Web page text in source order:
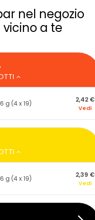
nel negozio
a te
g (4 x 19) 2,42 €
Vedi
g (4 x 19) 2,39 €
Vedi